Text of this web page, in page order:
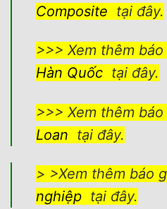
Composite tại đây.
>>> Xem thêm báo
Hàn Quốc tại đây.
>>> Xem thêm báo
Loan tại đây.
> >Xem thêm báo
nghiệptại đây.